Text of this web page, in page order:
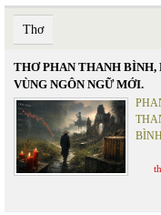
Thơ
THƠ PHAN THANH BÌNH,
VÙNG NGÔN NGỮ MỚI.